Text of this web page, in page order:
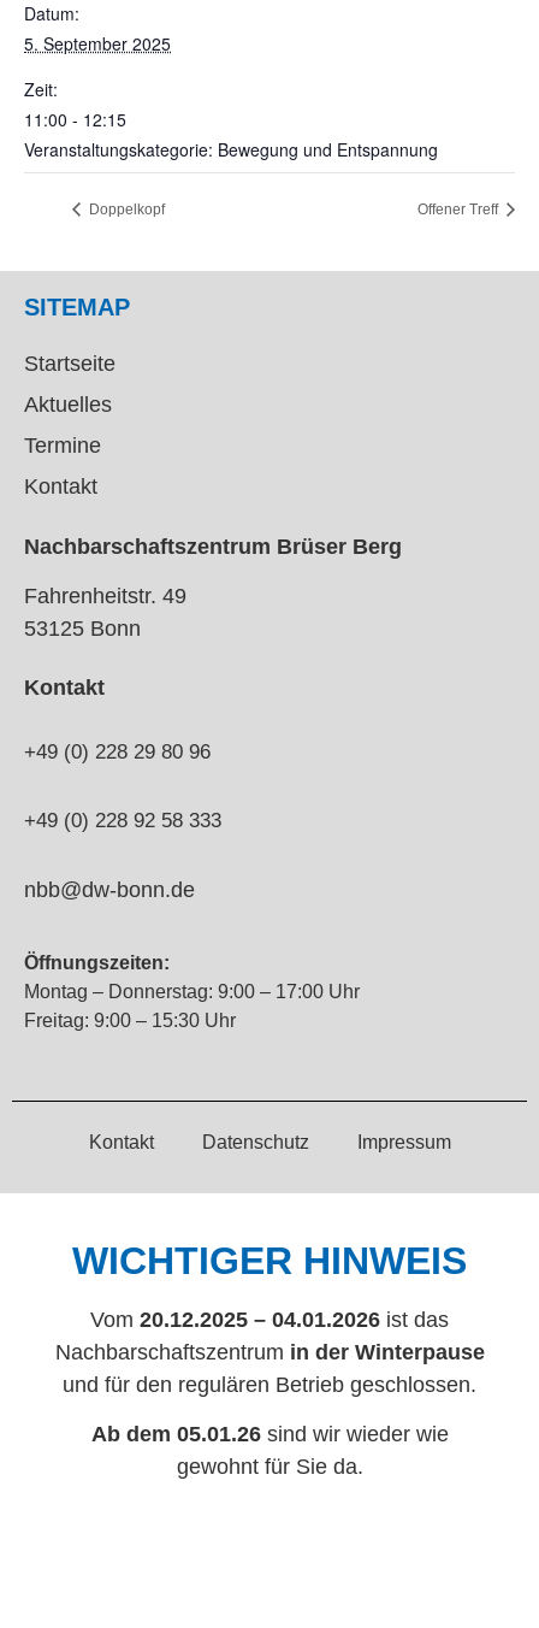
Datum:
5. September 2025
Zeit:
11:00 - 12:15
Veranstaltungskategorie: Bewegung und Entspannung
Doppelkopf Offener Treff
SITEMAP
Startseite
Aktuelles
Termine
Kontakt
Nachbarschaftszentrum Brüser Berg
Fahrenheitstr. 49
53125 Bonn
Kontakt
+49 (0) 228 29 80 96
+49 (0) 228 92 58 333
nbb@dw-bonn.de
Öffnungszeiten:
Montag – Donnerstag: 9:00 – 17:00 Uhr
Freitag: 9:00 – 15:30 Uhr
Kontakt Datenschutz Impressum
WICHTIGER HINWEIS
Vom 20.12.2025 – 04.01.2026 ist das
Nachbarschaftszentrum in der Winterpause
und für den regulären Betrieb geschlossen.
Ab dem 05.01.26sind wir wieder wie
gewohnt für Sie da.